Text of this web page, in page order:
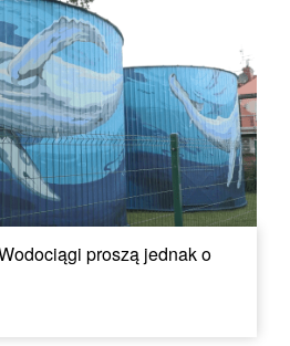
proszą jednak o